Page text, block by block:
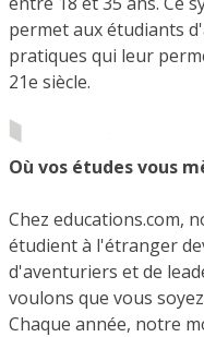
permet aux étudiants
pratiques qui leur
21e siècle.
Où vos études vous
Chez educations.com,
étudient à l'étranger
d'aventuriers et de
voulons que vous
Chaque année, notre